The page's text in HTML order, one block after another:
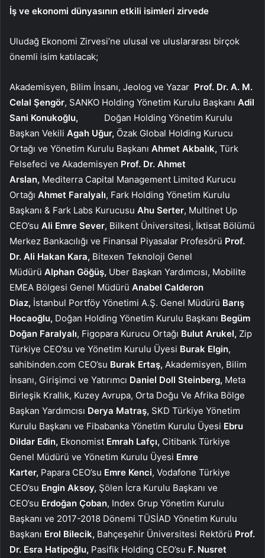
İş ve ekonomi dünyasının etkili isimleri zirvede
Uludağ Ekonomi Zirvesi’ne ulusal ve uluslararası birçok
önemli isim katılacak;
Akademisyen, Bilim İnsanı, Jeolog ve Yazar Prof. Dr. A. M.
Celal Şengör, SANKO Holding Yönetim Kurulu Başkanı Adil
Sani Konukoğlu, Doğan Holding Yönetim Kurulu
Başkan Vekili Agah Uğur, Özak Global Holding Kurucu
Ortağı ve Yönetim Kurulu Başkanı Ahmet Akbalık, Türk
Felsefeci ve Akademisyen Prof. Dr. Ahmet
Arslan, Mediterra Capital Management Limited Kurucu
Ortağı Ahmet Faralyalı, Fark Holding Yönetim Kurulu
Başkanı & Fark Labs Kurucusu Ahu Serter, Multinet Up
CEO’su Ali Emre Sever, Bilkent Üniversitesi, İktisat Bölümü
Merkez Bankacılığı ve Finansal Piyasalar Profesörü Prof.
Dr. Ali Hakan Kara, Bitexen Teknoloji Genel
Müdürü Alphan Göğüş, Uber Başkan Yardımcısı, Mobilite
EMEA Bölgesi Genel Müdürü Anabel Calderon
Diaz, İstanbul Portföy Yönetimi A.Ş. Genel Müdürü Barış
Hocaoğlu, Doğan Holding Yönetim Kurulu Başkanı Begüm
Doğan Faralyalı, Figopara Kurucu Ortağı Bulut Arukel, Zip
Türkiye CEO’su ve Yönetim Kurulu Üyesi Burak Elgin,
sahibinden.com CEO’su Burak Ertaş, Akademisyen, Bilim
İnsanı, Girişimci ve Yatırımcı Daniel Doll Steinberg, Meta
Birleşik Krallık, Kuzey Avrupa, Orta Doğu Ve Afrika Bölge
Başkan Yardımcısı Derya Matraş, SKD Türkiye Yönetim
Kurulu Başkanı ve Fibabanka Yönetim Kurulu Üyesi Ebru
Dildar Edin, Ekonomist Emrah Lafçı, Citibank Türkiye
Genel Müdürü ve Yönetim Kurulu Üyesi Emre
Karter, Papara CEO’su Emre Kenci, Vodafone Türkiye
CEO’su Engin Aksoy, Şölen İcra Kurulu Başkanı ve
CEO’su Erdoğan Çoban, Index Grup Yönetim Kurulu
Başkanı ve 2017-2018 Dönemi TÜSİAD Yönetim Kurulu
Başkanı Erol Bilecik, Bahçeşehir Üniversitesi Rektörü Prof.
Dr. Esra Hatipoğlu, Pasifik Holding CEO’su F. Nusret